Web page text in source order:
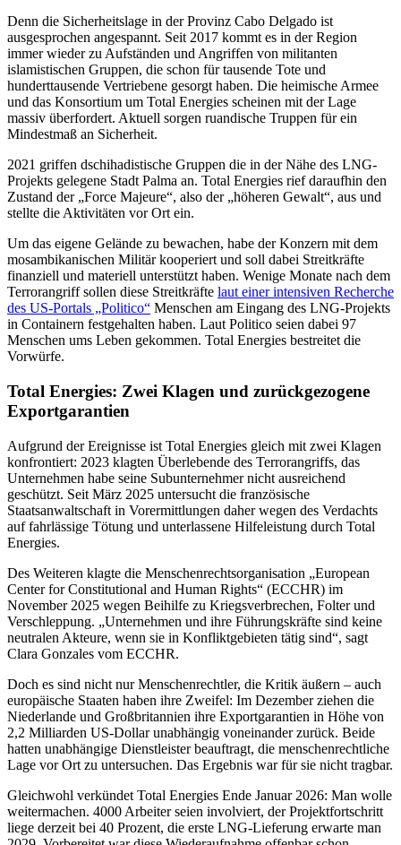
Denn die Sicherheitslage in der Provinz Cabo Delgado ist
ausgesprochen angespannt. Seit 2017 kommt es in der Region
immer wieder zu Aufständen und Angriffen von militanten
islamistischen Gruppen, die schon für tausende Tote und
hunderttausende Vertriebene gesorgt haben. Die heimische Armee
und das Konsortium um Total Energies scheinen mit der Lage
massiv überfordert. Aktuell sorgen ruandische Truppen für ein
Mindestmaß an Sicherheit.
2021 griffen dschihadistische Gruppen die in der Nähe des LNG-
Projekts gelegene Stadt Palma an. Total Energies rief daraufhin den
Zustand der „Force Majeure“, also der „höheren Gewalt“, aus und
stellte die Aktivitäten vor Ort ein.
Um das eigene Gelände zu bewachen, habe der Konzern mit dem
mosambikanischen Militär kooperiert und soll dabei Streitkräfte
finanziell und materiell unterstützt haben. Wenige Monate nach dem
Terrorangriff sollen diese Streitkräfte laut einer intensiven Recherche
des US-Portals „Politico“ Menschen am Eingang des LNG-Projekts
in Containern festgehalten haben. Laut Politico seien dabei 97
Menschen ums Leben gekommen. Total Energies bestreitet die
Vorwürfe.
Total Energies: Zwei Klagen und zurückgezogene
Exportgarantien
Aufgrund der Ereignisse ist Total Energies gleich mit zwei Klagen
konfrontiert: 2023 klagten Überlebende des Terrorangriffs, das
Unternehmen habe seine Subunternehmer nicht ausreichend
geschützt. Seit März 2025 untersucht die französische
Staatsanwaltschaft in Vorermittlungen daher wegen des Verdachts
auf fahrlässige Tötung und unterlassene Hilfeleistung durch Total
Energies.
Des Weiteren klagte die Menschenrechtsorganisation „European
Center for Constitutional and Human Rights“ (ECCHR) im
November 2025 wegen Beihilfe zu Kriegsverbrechen, Folter und
Verschleppung. „Unternehmen und ihre Führungskräfte sind keine
neutralen Akteure, wenn sie in Konfliktgebieten tätig sind“, sagt
Clara Gonzales vom ECCHR.
Doch es sind nicht nur Menschenrechtler, die Kritik äußern – auch
europäische Staaten haben ihre Zweifel: Im Dezember ziehen die
Niederlande und Großbritannien ihre Exportgarantien in Höhe von
2,2 Milliarden US-Dollar unabhängig voneinander zurück. Beide
hatten unabhängige Dienstleister beauftragt, die menschenrechtliche
Lage vor Ort zu untersuchen. Das Ergebnis war für sie nicht tragbar.
Gleichwohl verkündet Total Energies Ende Januar 2026: Man wolle
weitermachen. 4000 Arbeiter seien involviert, der Projektfortschritt
liege derzeit bei 40 Prozent, die erste LNG-Lieferung erwarte man